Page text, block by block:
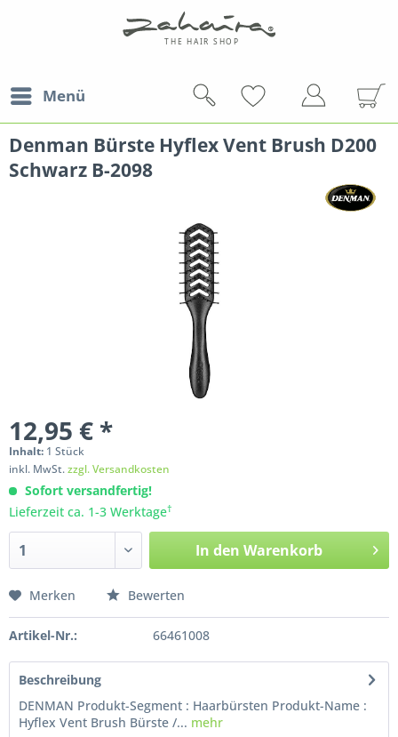
Menü
Denman Bürste Hyflex Vent Brush D200
Schwarz B-2098
12,95 € *
Inhalt: 1 Stück
inkl. MwSt.zzgl. Versandkosten
Sofort versandfertig!
Lieferzeit ca. 1-3 Werktage†
In den Warenkorb
Merken Bewerten
Artikel-Nr.: 66461008
Beschreibung
DENMAN Produkt-Segment : Haarbürsten Produkt-Name :
Hyflex Vent Brush Bürste /... mehr